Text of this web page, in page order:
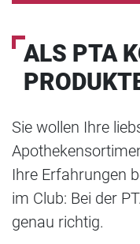
ALS PTA
Sie wollen Ihre
Ihre Erfahrungen
im Club: Bei der
genau richtig.